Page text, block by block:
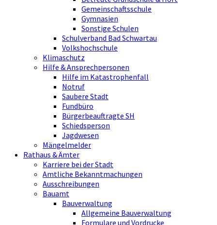
Gemeinschaftsschule
Gymnasien
Sonstige Schulen
Schulverband Bad Schwartau
Volkshochschule
Klimaschutz
Hilfe & Ansprechpersonen
Hilfe im Katastrophenfall
Notruf
Saubere Stadt
Fundbüro
Bürgerbeauftragte SH
Schiedsperson
Jagdwesen
Mängelmelder
Rathaus & Ämter
Karriere bei der Stadt
Amtliche Bekanntmachungen
Ausschreibungen
Bauamt
Bauverwaltung
Allgemeine Bauverwaltung
Formulare und Vordrucke